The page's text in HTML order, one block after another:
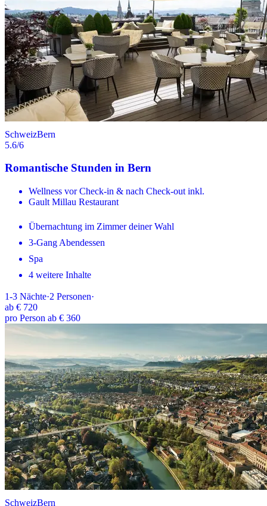
SchweizBern
5.6/6
Romantische Stunden in Bern
Wellness vor Check-in & nach Check-out inkl.
Gault Millau Restaurant
Übernachtung im Zimmer deiner Wahl
3-Gang Abendessen
Spa
4 weitere Inhalte
1-3 Nächte·2 Personen·
ab € 720
pro Person ab € 360
SchweizBern